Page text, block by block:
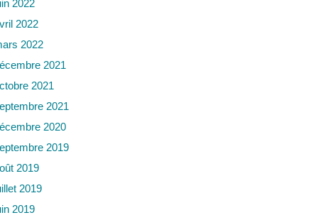
2022
2022
2022
2021
2021
2021
2020
2019
2019
2019
2019